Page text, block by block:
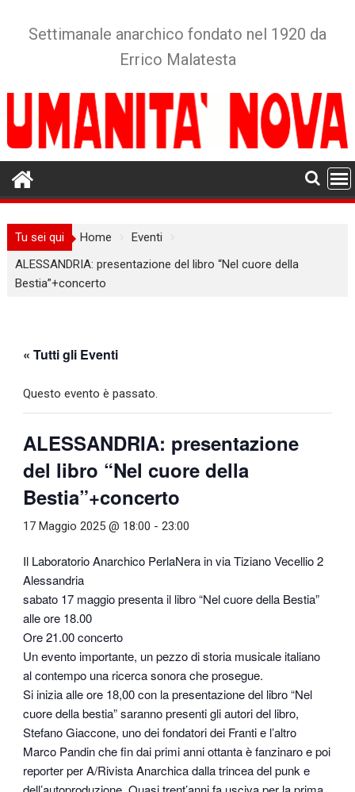
Settimanale anarchico fondato nel 1920 da
Errico Malatesta
Tu sei qui Home
Eventi
ALESSANDRIA: presentazione del libro “Nel cuore della
Bestia”+concerto
« Tutti gli Eventi
Questo evento è passato.
ALESSANDRIA: presentazione
del libro “Nel cuore della
Bestia”+concerto
17 Maggio 2025 @ 18:00 -23:00
Il Laboratorio Anarchico PerlaNera in via Tiziano Vecellio 2
Alessandria
sabato 17 maggio presenta il libro “Nel cuore della Bestia”
alle ore 18.00
Ore 21.00 concerto
Un evento importante, un pezzo di storia musicale italiano
al contempo una ricerca sonora che prosegue.
Si inizia alle ore 18,00 con la presentazione del libro “Nel
cuore della bestia” saranno presenti gli autori del libro,
Stefano Giaccone, uno dei fondatori dei Franti e l’altro
Marco Pandin che fin dai primi anni ottanta è fanzinaro e poi
reporter per A/Rivista Anarchica dalla trincea del punk e